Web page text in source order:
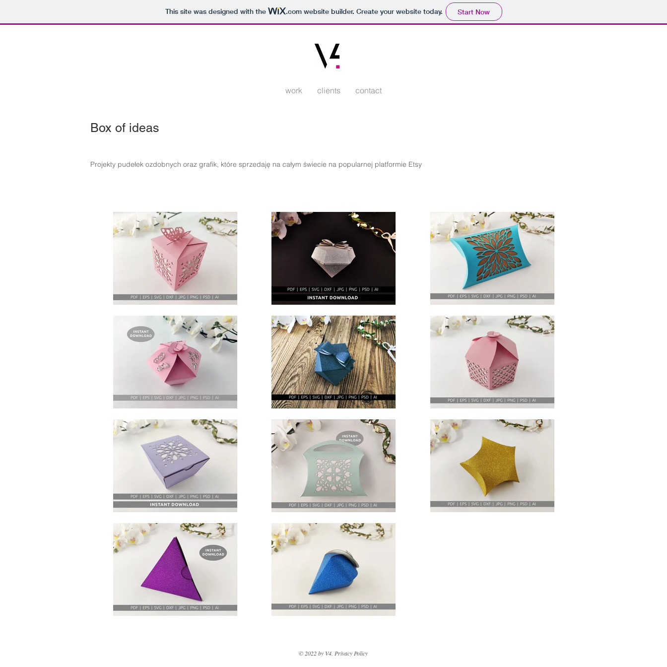
This site was designed with the .comwebsite builder. Create your website today. Start Now
work clients contact
Box of ideas
Projekty pudełek ozdobnych oraz grafik, które sprzedaję na całym świecie na popularnej platformie Etsy
© 2022 by V4. Privacy Policy